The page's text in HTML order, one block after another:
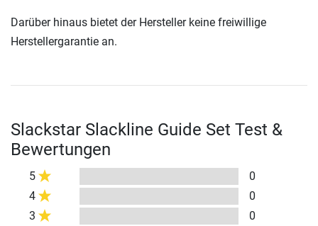
Darüber hinaus bietet der Hersteller keine freiwillige
Herstellergarantie an.
Slackstar Slackline Guide Set Test &
Bewertungen
5
0
4
0
3
0